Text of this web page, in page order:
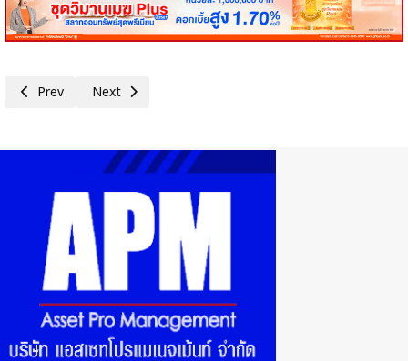
Previous article: คอหุ้น Investor Guide 7 กรกฎาคม 2569 - 2
Prev Next article: คอหุ้น Power Time 7 กรกฎาคม 2569 - 4
Next